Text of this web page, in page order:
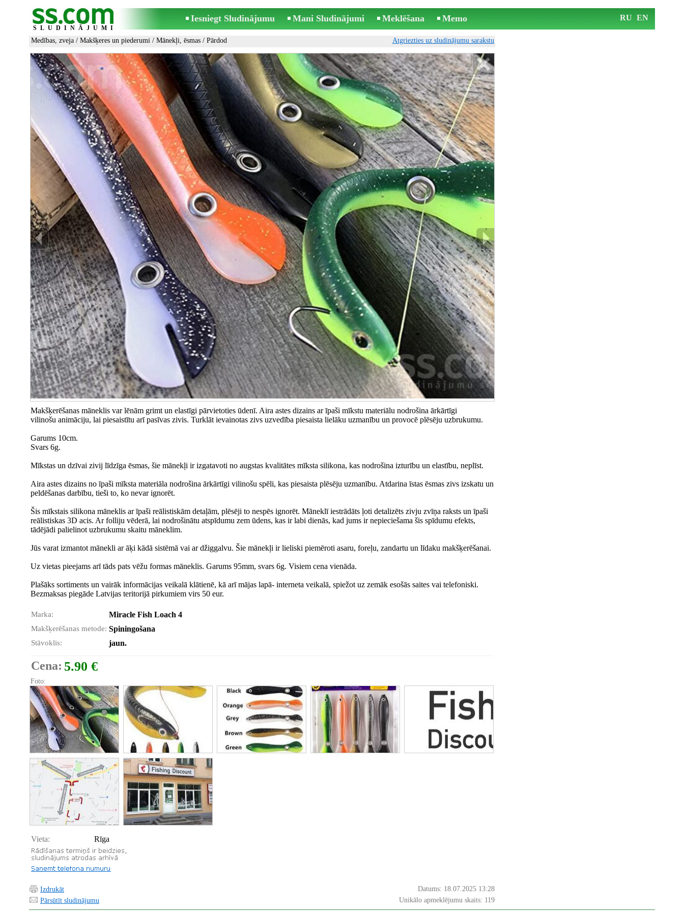
SLUDINĀJUMI
Iesniegt Sludinājumu Mani Sludinājumi Meklēšana Memo RU EN
Medības, zveja / Makšķeres un piederumi / Mānekļi, ēsmas / Pārdod Atgriezties uz sludinājumu sarakstu
Makšķerēšanas māneklis var lēnām grimt un elastīgi pārvietoties ūdenī. Aira astes dizains ar īpaši mīkstu materiālu nodrošina ārkārtīgi
vilinošu animāciju, lai piesaistītu arī pasīvas zivis. Turklāt ievainotas zivs uzvedība piesaista lielāku uzmanību un provocē plēsēju uzbrukumu.
Garums 10cm.
Svars 6g.
Mīkstas un dzīvai zivij līdzīga ēsmas, šie mānekļi ir izgatavoti no augstas kvalitātes mīksta silikona, kas nodrošina izturību un elastību, neplīst.
Aira astes dizains no īpaši mīksta materiāla nodrošina ārkārtīgi vilinošu spēli, kas piesaista plēsēju uzmanību. Atdarina īstas ēsmas zivs izskatu un
peldēšanas darbību, tieši to, ko nevar ignorēt.
Šis mīkstais silikona māneklis ar īpaši reālistiskām detaļām, plēsēji to nespēs ignorēt. Māneklī iestrādāts ļoti detalizēts zivju zvīņa raksts un īpaši
reālistiskas 3D acis. Ar folliju vēderā, lai nodrošinātu atspīdumu zem ūdens, kas ir labi dienās, kad jums ir nepieciešama šis spīdumu efekts,
tādējādi palielinot uzbrukumu skaitu māneklim.
Jūs varat izmantot mānekli ar āķi kādā sistēmā vai ar džiggalvu. Šie mānekļi ir lieliski piemēroti asaru, foreļu, zandartu un līdaku makšķerēšanai.
Uz vietas pieejams arī tāds pats vēžu formas māneklis. Garums 95mm, svars 6g. Visiem cena vienāda.
Plašāks sortiments un vairāk informācijas veikalā klātienē, kā arī mājas lapā- interneta veikalā, spiežot uz zemāk esošās saites vai telefoniski.
Bezmaksas piegāde Latvijas teritorijā pirkumiem virs 50 eur.
Marka: Miracle Fish Loach 4
Makšķerēšanas metode: Spiningošana
Stāvoklis: jaun.
Cena: 5.90 €
Foto:
Vieta: Rīga
Izdrukāt
Datums: 18.07.2025 13:28
Pārsūtīt sludinājumu
Unikālo apmeklējumu skaits: 119